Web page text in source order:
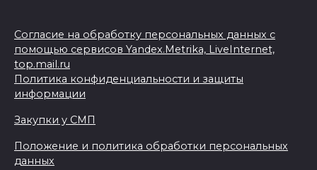
Согласие на обработку персональных данных с
помощью сервисов Yandex.Metrika, LiveInternet,
top.mail.ru
Политика конфиденциальности и защиты
информации
Закупки у СМП
Положение и политика обработки персональных
данных